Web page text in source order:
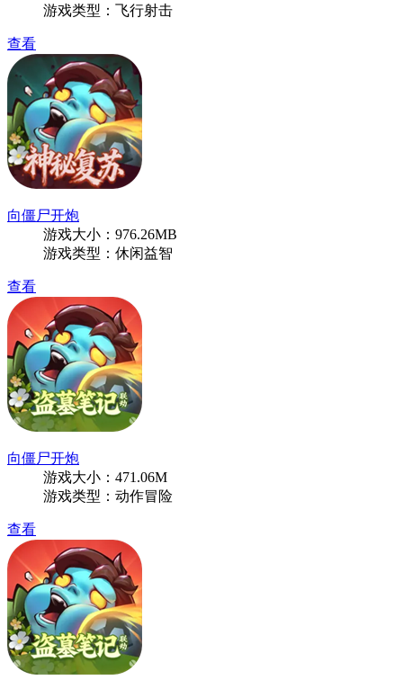
游戏类型：飞行射击
查看
向僵尸开炮
游戏大小：976.26MB
游戏类型：休闲益智
查看
向僵尸开炮
游戏大小：471.06M
游戏类型：动作冒险
查看